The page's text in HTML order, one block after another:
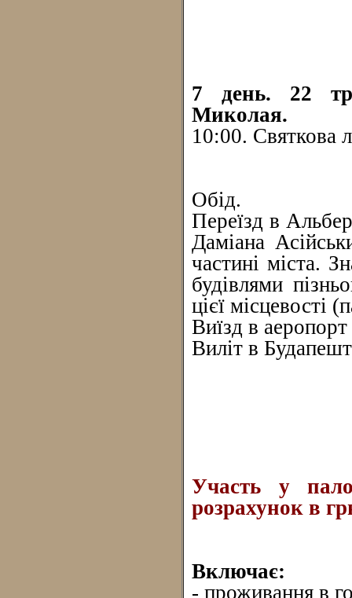
7 день. 22
Миколая.
10:00. Святкова
Обід.
Переїзд в
Даміана
частині міста.
будівлями
цієї
Виїзд в
Виліт в
Участь у
розрахунок в
Включає:
- проживання в